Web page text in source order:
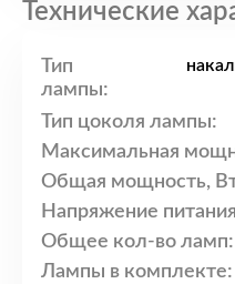
Технические
Тип
лампы:
Тип цоколя лампы:
Максимальная
Общая мощность,
Напряжение
Общее кол-во ламп:
Лампы в комплекте: